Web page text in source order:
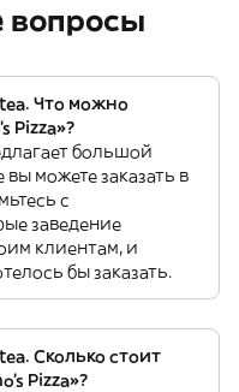
вопросы
Что можно
Pizza»?
большой
можете заказать в
с
заведение
клиентам, и
бы заказать.
Сколько стоит
Pizza»?